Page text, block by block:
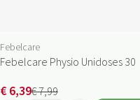
Febelcare
Febelcare Physio Unidoses 30
€ 7,99
€ 6,39